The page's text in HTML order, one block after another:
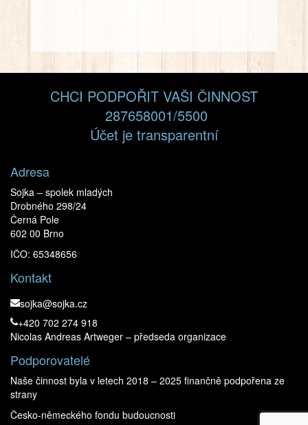
CHCI PODPOŘIT VAŠI ČINNOST
287658001/5500
Účet je transparentní
Adresa
Sojka – spolek mladých
Drobného 298/24
Černá Pole
602 00 Brno
IČO: 65348656
Kontakt
sojka@sojka.cz
+420 702 274 918
Nicolas Andreas Artweger – předseda organizace
Podporovatelé
Naše činnost byla v letech 2018 – 2025 finančně podpořena ze
strany
Česko-německého fondu budoucnosti